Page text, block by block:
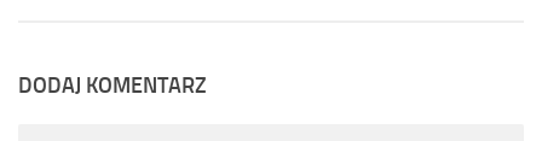
DODAJ KOMENTARZ